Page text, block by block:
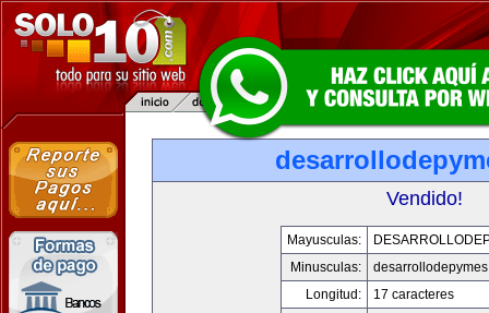
Vendido!
Mayusculas:
Minusculas:
Longitud:
17 caracteres